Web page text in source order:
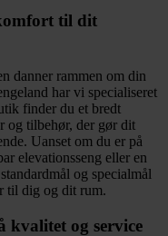
til dit
danner rammen om din
har vi specialiseret
finder du et bredt
og tilbehør, der gør dit
Uanset om du er på
elevationsseng eller en
og specialmål
til dig og dit rum.
kvalitet og service